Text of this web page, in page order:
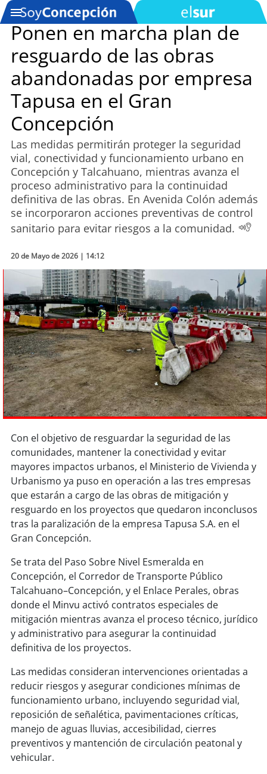
SOYTV
Podcast
Actualidad
Entretención
Economía
Deportes
Sostenibilidad
soychile
soyarica
soyiquique
soycalama
soyantofagasta
soycopiapó
soyvalparaíso
soyquillota
soysanantonio
soychillán
soysancarlos
soytalcahuano
soyconcepción
soy coronel
soyarauco
soytemuco
Ponen en marcha plan de
resguardo de las obras
abandonadas por empresa
Tapusa en el Gran
Concepción
Las medidas permitirán proteger la seguridad
vial, conectividad y funcionamiento urbano en
Concepción y Talcahuano, mientras avanza el
proceso administrativo para la continuidad
definitiva de las obras. En Avenida Colón además
se incorporaron acciones preventivas de control
sanitario para evitar riesgos a la comunidad.
20 de Mayo de 2026 | 14:12
Con el objetivo de resguardar la seguridad de las
comunidades, mantener la conectividad y evitar
mayores impactos urbanos, el Ministerio de Vivienda y
Urbanismo ya puso en operación a las tres empresas
que estarán a cargo de las obras de mitigación y
resguardo en los proyectos que quedaron inconclusos
tras la paralización de la empresa Tapusa S.A. en el
Gran Concepción.
Se trata del Paso Sobre Nivel Esmeralda en
Concepción, el Corredor de Transporte Público
Talcahuano–Concepción, y el Enlace Perales, obras
donde el Minvu activó contratos especiales de
mitigación mientras avanza el proceso técnico, jurídico
y administrativo para asegurar la continuidad
definitiva de los proyectos.
Las medidas consideran intervenciones orientadas a
reducir riesgos y asegurar condiciones mínimas de
funcionamiento urbano, incluyendo seguridad vial,
reposición de señalética, pavimentaciones críticas,
manejo de aguas lluvias, accesibilidad, cierres
preventivos y mantención de circulación peatonal y
vehicular.